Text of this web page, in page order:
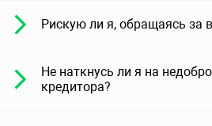
Рискую ли я, обращаясь за
Не наткнусь ли я на
кредитора?